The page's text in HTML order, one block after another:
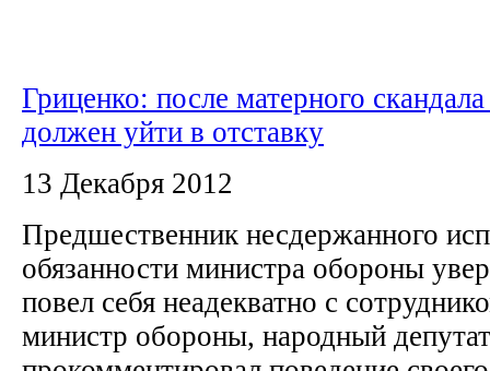
Гриценко: после матерного
должен уйти в отставку
13 Декабря 2012
Предшественник несдержанного
обязанности министра обороны
повел себя неадекватно с
министр обороны, народный